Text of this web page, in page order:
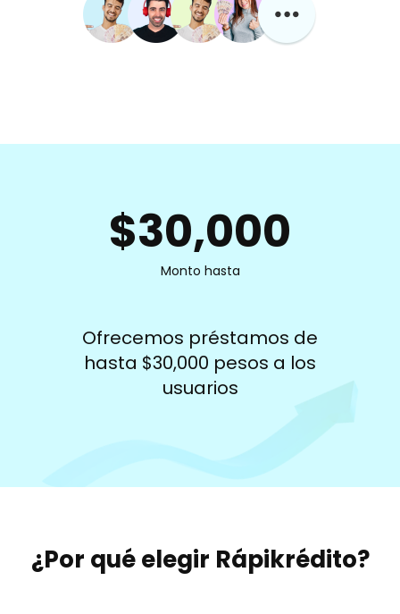
$30,000
Monto hasta
Ofrecemos préstamos de
hasta $30,000 pesos a los
usuarios
¿Por qué elegir Rápikrédito?